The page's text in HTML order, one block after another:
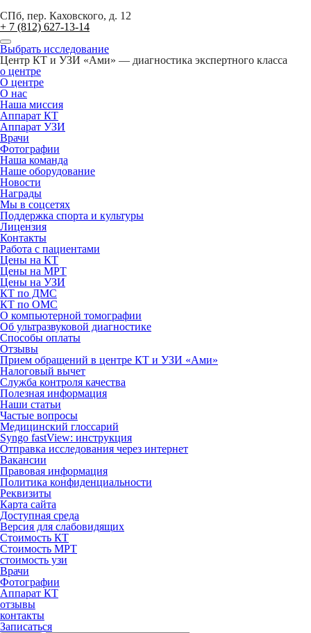
СПб, пер. Каховского, д. 12
+ 7 (812) 627-13-14
Выбрать исследование
Центр КТ и УЗИ «Ами» — диагностика экспертного класса
о центре
О центре
О нас
Наша миссия
Аппарат КТ
Аппарат УЗИ
Врачи
Фотографии
Наша команда
Наше оборудование
Новости
Награды
Мы в соцсетях
Поддержка спорта и культуры
Лицензия
Контакты
Работа с пациентами
Цены на КТ
Цены на МРТ
Цены на УЗИ
КТ по ДМС
КТ по ОМС
О компьютерной томографии
Об ультразвуковой диагностике
Способы оплаты
Отзывы
Прием обращений в центре КТ и УЗИ «Ами»
Налоговый вычет
Служба контроля качества
Полезная информация
Наши статьи
Частые вопросы
Медицинский глоссарий
Syngo fastView: инструкция
Отправка исследования через интернет
Вакансии
Правовая информация
Политика конфиденциальности
Реквизиты
Карта сайта
Доступная среда
Версия для слабовидящих
Стоимость КТ
Стоимость МРТ
стоимость узи
Врачи
Фотографии
Аппарат КТ
отзывы
контакты
Записаться